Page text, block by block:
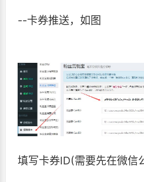
--卡券推送，如图
填写卡券ID(需要先在微信